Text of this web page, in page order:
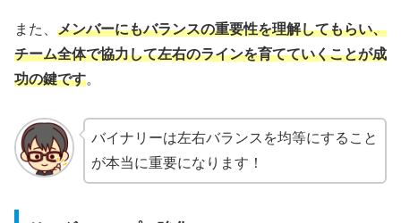
また、 メンバーにもバランスの重要性を理解してもらい、
チーム全体で協力して左右のラインを育てていくことが成
功の鍵です。
バイナリーは左右バランスを均等にすること
が本当に重要になります！